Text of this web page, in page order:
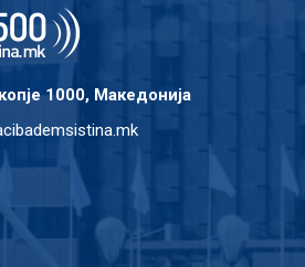
1000, Македонија